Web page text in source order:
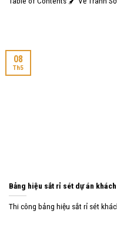
Bảng hiệu sắt rỉ sét dự án
Thi công bảng hiệu sắt rỉ sét
08
Th5